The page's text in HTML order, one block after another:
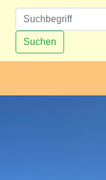
Suchen